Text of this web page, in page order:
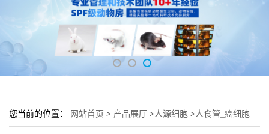
您当前的位置： 网站首页 > 产品展厅 >人源细胞 >人食管_癌细胞